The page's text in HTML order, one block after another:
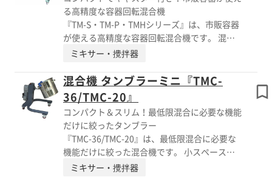
ん。窒素、ドライエアー等で防爆対応も可能で
す。コンパクト設計です。テスト機を用意して
おりますので、お気軽にご連絡ください。 詳
しくはお問い合わせ、またはカタログをご覧く
ださい。
る高精度な容器回転混合機
『TM-S・TM-P・TMHシリーズ』は、市販容器
が使える高精度な容器回転混合機です。 混合
容器が簡単に脱着可能で、ステンレスの密閉容
浄性の高さを兼ね備えています。 撹拌羽根が
なく、容器回転のみで混合するため、原料を傷
める 心配がありません。 機械サイズもコンパ
クトでキャスター付き、必要な時だけ持ってき
て 作業することもできます。 【特長】 ■容器
の利便性と高い安全性 ■容器回転のみで原料
を傷めず高い混合性能 ■市販のステンレス密
閉タンク、プラスチックドラム使用可能 詳し
ミキサー・攪拌器
混合機 タンブラーミニ『TMC-
36/TMC-20』
コンパクト＆スリム！最低限混合に必要な機能
だけに絞ったタンブラー
『TMC-36/TMC-20』は、最低限混合に必要な
機能だけに絞った混合機です。 小スペースで
効率のよい粉体・粉末原料の混合が可能です。
ミキサー・攪拌器